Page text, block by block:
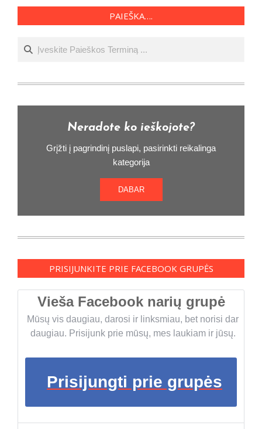
PAIEŠKA….
Ieškoti
Neradote ko ieškojote?
Grįžti į pagrindinį puslapi, pasirinkti reikalinga
kategorija
DABAR
PRISIJUNKITE PRIE FACEBOOK GRUPĖS
Vieša Facebook narių grupė
Mūsų vis daugiau, darosi ir linksmiau, bet norisi dar
daugiau. Prisijunk prie mūsų, mes laukiam ir jūsų.
Prisijungti prie grupės